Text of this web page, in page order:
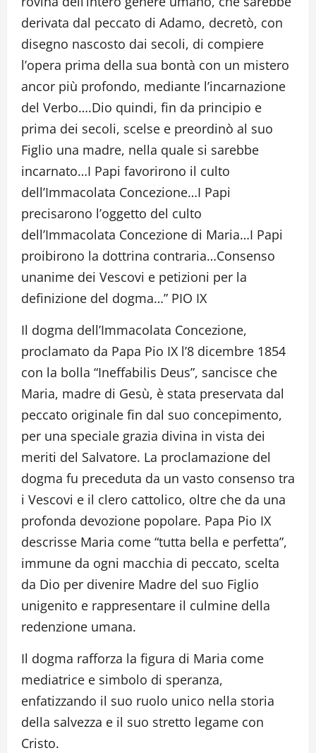
derivata dal peccato di Adamo, decretò, con
disegno nascosto dai secoli, di compiere
l’opera prima della sua bontà con un mistero
ancor più profondo, mediante l’incarnazione
del Verbo….Dio quindi, fin da principio e
prima dei secoli, scelse e preordinò al suo
Figlio una madre, nella quale si sarebbe
incarnato…I Papi favorirono il culto
dell’Immacolata Concezione…I Papi
precisarono l’oggetto del culto
dell’Immacolata Concezione di Maria…I Papi
proibirono la dottrina contraria…Consenso
unanime dei Vescovi e petizioni per la
definizione del dogma…” PIO IX
Il dogma dell’Immacolata Concezione,
proclamato da Papa Pio IX l’8 dicembre 1854
con la bolla “Ineffabilis Deus”, sancisce che
Maria, madre di Gesù, è stata preservata dal
peccato originale fin dal suo concepimento,
per una speciale grazia divina in vista dei
meriti del Salvatore. La proclamazione del
dogma fu preceduta da un vasto consenso tra
i Vescovi e il clero cattolico, oltre che da una
profonda devozione popolare. Papa Pio IX
descrisse Maria come “tutta bella e perfetta”,
immune da ogni macchia di peccato, scelta
da Dio per divenire Madre del suo Figlio
unigenito e rappresentare il culmine della
redenzione umana.
Il dogma rafforza la figura di Maria come
mediatrice e simbolo di speranza,
enfatizzando il suo ruolo unico nella storia
della salvezza e il suo stretto legame con
Cristo.